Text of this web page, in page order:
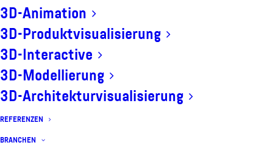
3D-Animation
3D-Produktvisualisierung
3D-Interactive
3D-Modellierung
3D-Architekturvisualisierung
REFERENZEN
BRANCHEN